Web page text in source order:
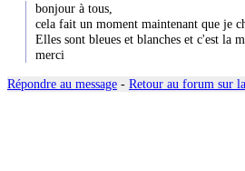
bonjour à tous,
cela fait un moment maintenant que je
Elles sont bleues et blanches et c'est la
merci
Répondre au message - Retour au forum sur